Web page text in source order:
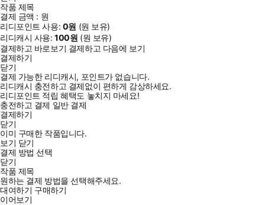
작품 제목
결제 금액 : 원
리디포인트 사용: 0원 (원 보유)
리디캐시 사용:100원 (원 보유)
결제하고 바로보기 결제하고 다음에 보기
결제하기
닫기
결제 가능한 리디캐시, 포인트가 없습니다.
리디캐시 충전하고 결제없이 편하게 감상하세요.
리디포인트 적립 혜택도 놓치지 마세요!
충전하고 결제 일반 결제
결제하기
닫기
이미 구매한 작품입니다.
보기 닫기
결제 방법 선택
닫기
작품 제목
원하는 결제 방법을 선택해주세요.
대여하기 구매하기
이어보기